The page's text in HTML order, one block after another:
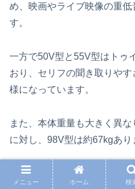
め、映画やライブ映像の重
す。
一方で50V型と55V型はトゥ
おり、セリフの聞き取りや
様になっています。
また、本体重量も大きく異
に対し、98V型は約67kgあり
大型モデルほど設置場所だ
メニュー ホーム 検